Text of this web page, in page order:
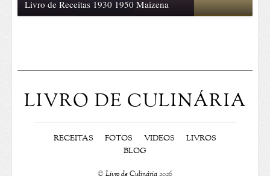
Livro de Receitas 1930 1950 Maizena
LIVRO DE CULINÁRIA
RECEITAS FOTOS VIDEOS
LIVROS
BLOG